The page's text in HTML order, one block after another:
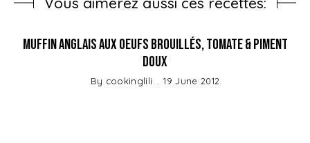
Muffin Anglais aux oeufs brouillés, Tomate & Piment
doux
By cookinglili 19 June 2012